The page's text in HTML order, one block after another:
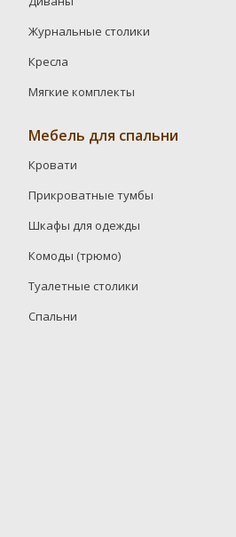
Журнальные столики
Кресла
Мягкие комплекты
Мебель для спальни
Кровати
Прикроватные тумбы
Шкафы для одежды
Комоды (трюмо)
Туалетные столики
Спальни